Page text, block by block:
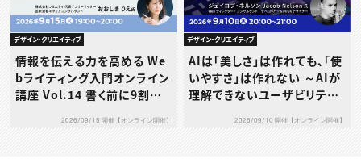
デザイン・クリエイティブ
情報を伝える力を高める We
bライティング入門オンライン
講座 Vol.14 書く前に9割決
の鍛え方2026/09/15 開催【オンライン開催】
デザイン・クリエイティブ
AIは「美しさ」は作れても、「使
いやすさ」は作れない ～AIが
理解できないユーザビリティ
2026/09/10 開催【オンライン開催】